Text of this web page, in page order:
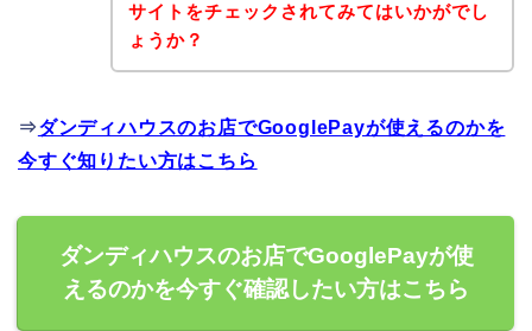
サイトをチェックされてみてはいかがでし
ょうか？
⇒ダンディハウスのお店でGooglePayが使えるのかを
今すぐ知りたい方はこちら
ダンディハウスのお店でGooglePayが使
えるのかを今すぐ確認したい方はこちら